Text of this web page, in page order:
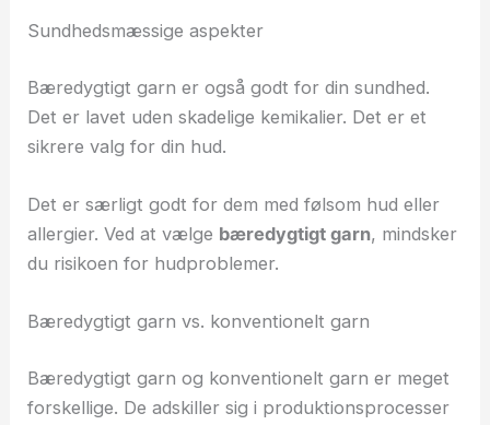
Sundhedsmæssige aspekter
Bæredygtigt garn er også godt for din sundhed.
Det er lavet uden skadelige kemikalier. Det er et
sikrere valg for din hud.
Det er særligt godt for dem med følsom hud eller
allergier. Ved at vælge bæredygtigt garn, mindsker
du risikoen for hudproblemer.
Bæredygtigt garn vs. konventionelt garn
Bæredygtigt garn og konventionelt garn er meget
forskellige. De adskiller sig i produktionsprocesser